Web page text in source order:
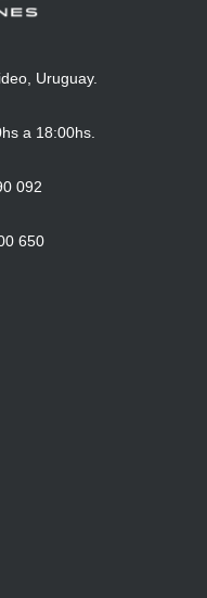
Uruguay.
a 18:00hs.
092
650